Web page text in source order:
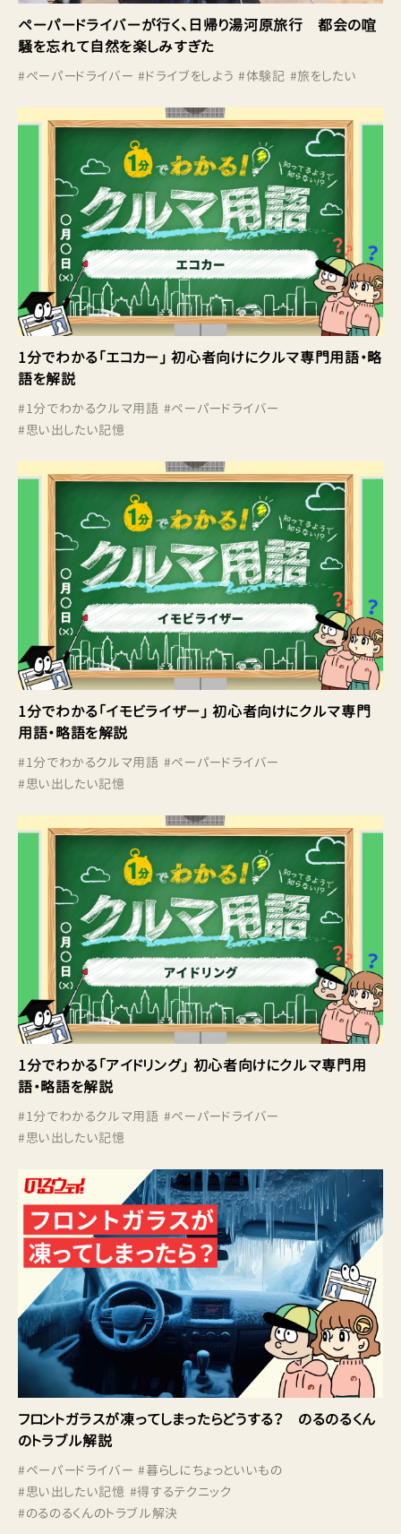
ペーパードライバーが行く、日帰り湯河原旅行 都会の喧
騒を忘れて自然を楽しみすぎた
#ペーパードライバー #ドライブをしよう #体験記 #旅をしたい
1分でわかる「エコカー」 初心者向けにクルマ専門用語・略
語を解説
#1分でわかるクルマ用語 #ペーパードライバー
#思い出したい記憶
1分でわかる「イモビライザー」 初心者向けにクルマ専門
用語・略語を解説
#1分でわかるクルマ用語 #ペーパードライバー
#思い出したい記憶
1分でわかる「アイドリング」 初心者向けにクルマ専門用
語・略語を解説
#1分でわかるクルマ用語 #ペーパードライバー
#思い出したい記憶
フロントガラスが凍ってしまったらどうする？ のるのるくん
のトラブル解説
#ペーパードライバー #暮らしにちょっといいもの
#思い出したい記憶 #得するテクニック
#のるのるくんのトラブル解決